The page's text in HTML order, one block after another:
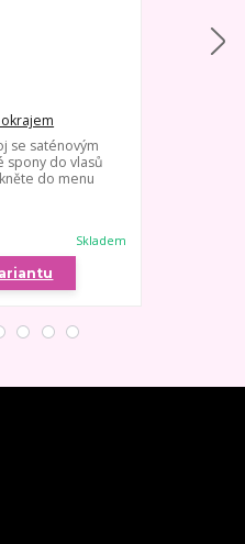
se saténovým
spony do vlasů
do menu
Skladem